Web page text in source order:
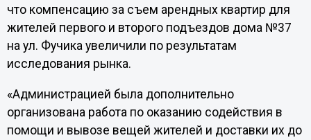
что компенсацию за съем арендных квартир для
жителей первого и второго подъездов дома №37
на ул. Фучика увеличили по результатам
исследования рынка.
«Администрацией была дополнительно
организована работа по оказанию содействия в
помощи и вывозе вещей жителей и доставки их до